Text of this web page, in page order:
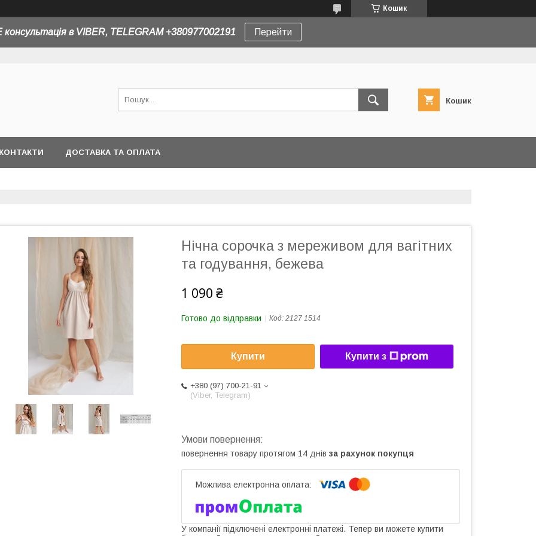
Кошик
консультація в VIBER, TELEGRAM +380977002191 Перейти
Кошик
ДОСТАВКА ТА ОПЛАТА
Нічна сорочка з мереживом для вагітних
та годування, бежева
1 090 ₴
Готово до відправки Код: 2127 1514
Купити Купити з
+380 (97) 700-21-91
(Viber, Telegram)
повернення товару протягом 14 днів за рахунок покупця
У компанії підключені електронні платежі. Тепер ви можете купити